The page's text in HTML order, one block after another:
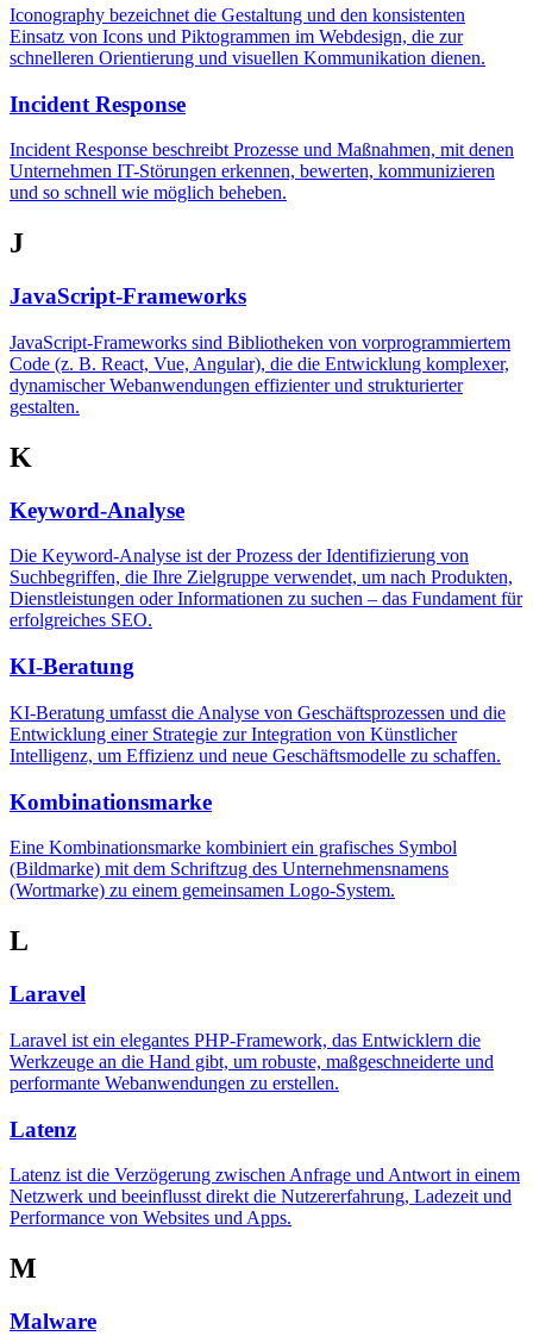
Iconography bezeichnet die Gestaltung und den konsistenten
Einsatz von Icons und Piktogrammen im Webdesign, die zur
schnelleren Orientierung und visuellen Kommunikation dienen.
Incident Response
Incident Response beschreibt Prozesse und Maßnahmen, mit denen
Unternehmen IT-Störungen erkennen, bewerten, kommunizieren
und so schnell wie möglich beheben.
J
JavaScript-Frameworks
JavaScript-Frameworks sind Bibliotheken von vorprogrammiertem
Code (z. B. React, Vue, Angular), die die Entwicklung komplexer,
dynamischer Webanwendungen effizienter und strukturierter
gestalten.
K
Keyword-Analyse
Die Keyword-Analyse ist der Prozess der Identifizierung von
Suchbegriffen, die Ihre Zielgruppe verwendet, um nach Produkten,
Dienstleistungen oder Informationen zu suchen – das Fundament für
erfolgreiches SEO.
KI-Beratung
KI-Beratung umfasst die Analyse von Geschäftsprozessen und die
Entwicklung einer Strategie zur Integration von Künstlicher
Intelligenz, um Effizienz und neue Geschäftsmodelle zu schaffen.
Kombinationsmarke
Eine Kombinationsmarke kombiniert ein grafisches Symbol
(Bildmarke) mit dem Schriftzug des Unternehmensnamens
(Wortmarke) zu einem gemeinsamen Logo-System.
L
Laravel
Laravel ist ein elegantes PHP-Framework, das Entwicklern die
Werkzeuge an die Hand gibt, um robuste, maßgeschneiderte und
performante Webanwendungen zu erstellen.
Latenz
Latenz ist die Verzögerung zwischen Anfrage und Antwort in einem
Netzwerk und beeinflusst direkt die Nutzererfahrung, Ladezeit und
Performance von Websites und Apps.
M
Malware